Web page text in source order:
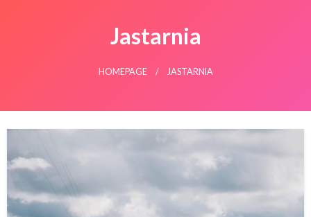
Jastarnia
HOMEPAGE JASTARNIA